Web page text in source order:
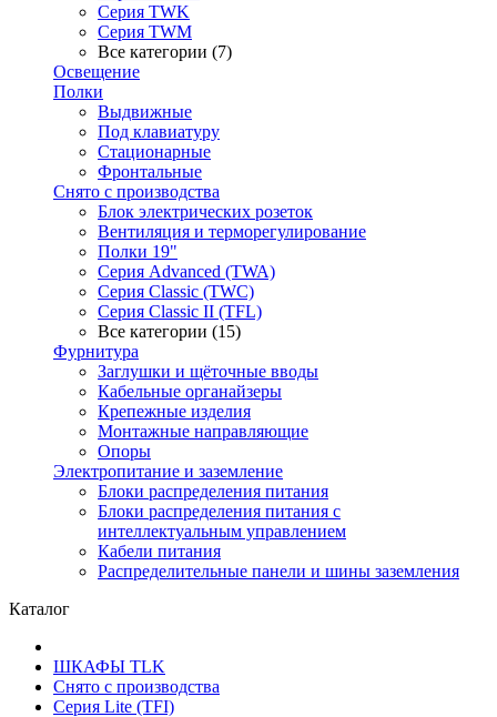
Серия TWK
Серия TWM
Все категории (7)
Освещение
Полки
Выдвижные
Под клавиатуру
Стационарные
Фронтальные
Снято с производства
Блок электрических розеток
Вентиляция и терморегулирование
Полки 19"
Серия Advanced (TWA)
Серия Classic (TWC)
Серия Classic II (TFL)
Все категории (15)
Фурнитура
Заглушки и щёточные вводы
Кабельные органайзеры
Крепежные изделия
Монтажные направляющие
Опоры
Электропитание и заземление
Блоки распределения питания
Блоки распределения питания с
интеллектуальным управлением
Кабели питания
Распределительные панели и шины заземления
Каталог
ШКАФЫ TLK
Снято с производства
Серия Lite (TFI)